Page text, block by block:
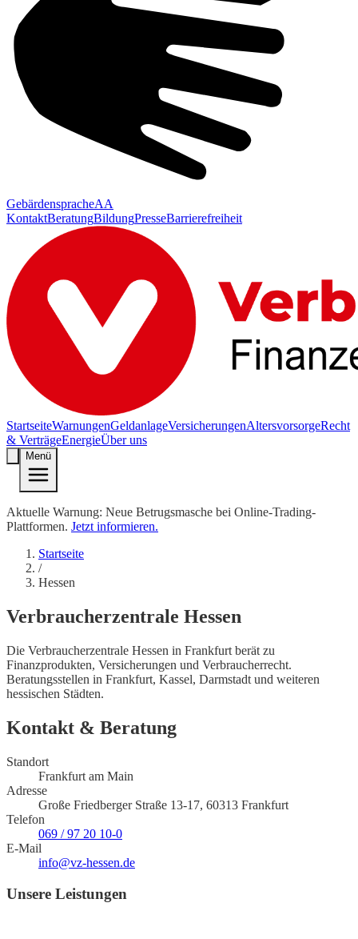
GebärdenspracheAA
KontaktBeratungBildungPresseBarrierefreiheit
StartseiteWarnungenGeldanlageVersicherungenAltersvorsorgeRecht
& VerträgeEnergieÜber uns
Menü
Aktuelle Warnung: Neue Betrugsmasche bei Online-Trading-
Plattformen. Jetzt informieren.
Startseite
/
Hessen
Verbraucherzentrale Hessen
Die Verbraucherzentrale Hessen in Frankfurt berät zu
Finanzprodukten, Versicherungen und Verbraucherrecht.
Beratungsstellen in Frankfurt, Kassel, Darmstadt und weiteren
hessischen Städten.
Kontakt & Beratung
Standort
Frankfurt am Main
Adresse
Große Friedberger Straße 13-17, 60313 Frankfurt
Telefon
069 / 97 20 10-0
E-Mail
info@vz-hessen.de
Unsere Leistungen